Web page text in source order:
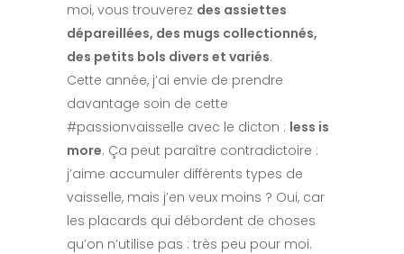
moi, vous trouverez des assiettes
dépareillées, des mugs collectionnés,
des petits bols divers et variés.
Cette année, j’ai envie de prendre
davantage soin de cette
#passionvaisselle avec le dicton : less is
more. Ça peut paraître contradictoire :
j’aime accumuler différents types de
vaisselle, mais j’en veux moins ? Oui, car
les placards qui débordent de choses
qu’on n’utilise pas : très peu pour moi.